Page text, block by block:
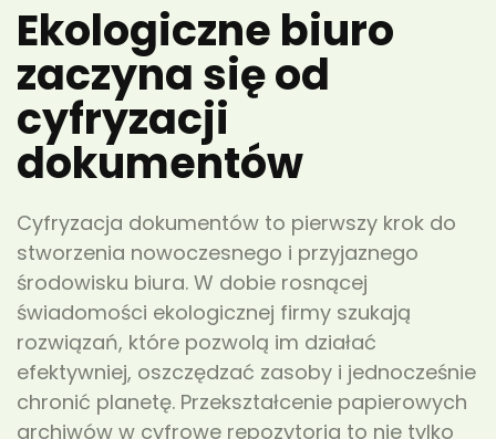
Ekologiczne biuro
zaczyna się od
cyfryzacji
dokumentów
Cyfryzacja dokumentów to pierwszy krok do
stworzenia nowoczesnego i przyjaznego
środowisku biura. W dobie rosnącej
świadomości ekologicznej firmy szukają
rozwiązań, które pozwolą im działać
efektywniej, oszczędzać zasoby i jednocześnie
chronić planetę. Przekształcenie papierowych
archiwów w cyfrowe repozytoria to nie tylko